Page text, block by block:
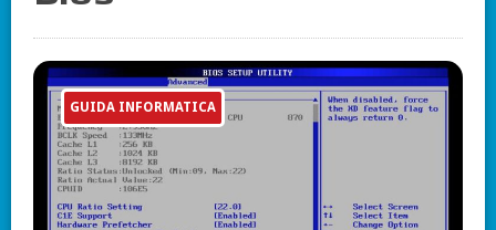
GUIDA INFORMATICA